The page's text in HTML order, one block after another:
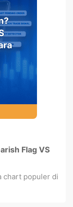
Flag VS
chart populer di